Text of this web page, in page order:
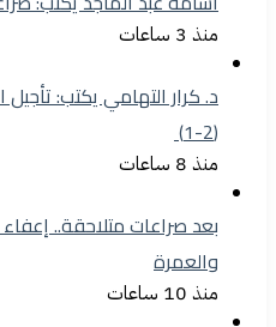
منذ 3 ساعات
د. كرار التهامي يكتب:
(2-1)
منذ 8 ساعات
بعد صراعات متلاحقة..
والعمرة
منذ 10 ساعات